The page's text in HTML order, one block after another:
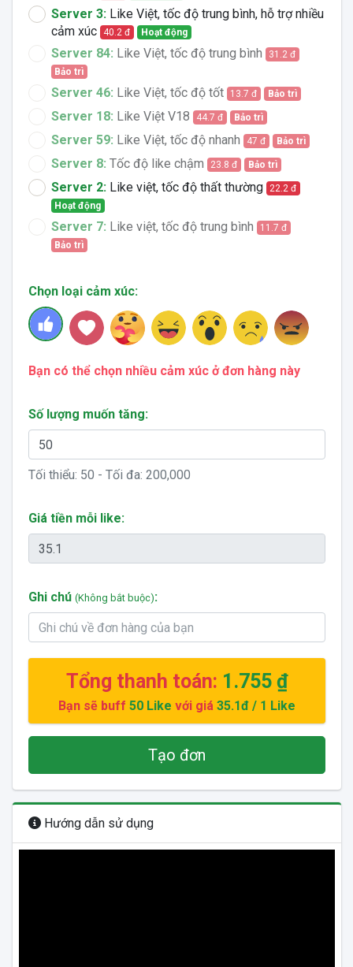
Server 3:Like Việt, tốc độ trung bình, hỗ trợ nhiều
cảm xúc
40.2 đ Hoạt động
Server 84: Like Việt, tốc độ trung bình
31.2 đ
Bảo trì
Server 46: Like Việt, tốc độ tốt 13.7 đ Bảo trì
Server 18: Like Việt V18 44.7 đ Bảo trì
Server 59: Like Việt, tốc độ nhanh 47 đ Bảo trì
Server 8: Tốc độ like chậm 23.8 đ Bảo trì
Server 2:Like việt, tốc độ thất thường
22.2 đ
Hoạt động
Server 7: Like việt, tốc độ trung bình
11.7 đ
Bảo trì
Chọn loại cảm xúc:
Bạn có thể chọn nhiều cảm xúc ở đơn hàng này
Số lượng muốn tăng:
Tối thiểu: 50 - Tối đa: 200,000
Giá tiền mỗi like:
Ghi chú (Không bắt buộc):
Tổng thanh toán: 1.755 ₫
Bạn sẽ buff 50Like với giá 35.1đ/ 1 Like
Tạo đơn
Hướng dẫn sử dụng